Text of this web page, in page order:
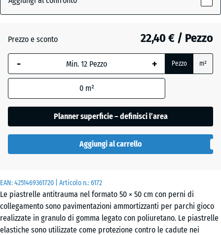
EAN:4251469361720 | Articolo n.:6172
Le piastrelle antitrauma nel formato 50 × 50 cm con perni di
collegamento sono pavimentazioni ammortizzanti per parchi gioco
realizzate in granulo di gomma legato con poliuretano. Le piastrelle
elastiche sono utilizzate come protezione contro le cadute nei
+ 4,50 €
+ 4,50 €
Rosso
mattone
+ 0,30 €
Verde
La
dimensione
selezionata,
in blu,
utilizzata
per il
diversa
indicazione
nei dati del
prodotto).
Prezzo e sconto 22,40 € / Pezzo
- + Pezzo m²
0 m²
Planner superficie – definisci l’area
Aggiungi al carrello